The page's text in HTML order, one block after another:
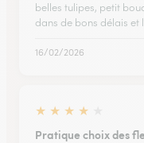
belles tulipes, petit
dans de bons délais
16/02/2026
★ ★ ★ ★
Pratique choix des